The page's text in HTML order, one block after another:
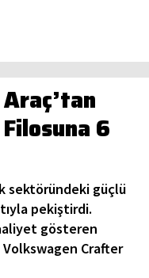
6
sektöründeki güçlü
pekiştirdi.
gösteren
Volkswagen Crafter